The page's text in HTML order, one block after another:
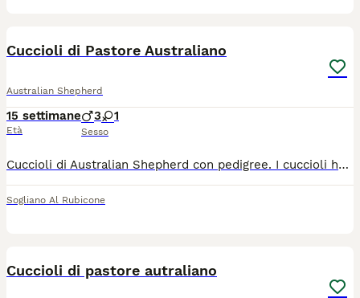
Cuccioli di Pastore Australiano
Australian Shepherd
15 settimane
Età
3 1
Sesso
Cuccioli di Australian Shepherd con pedigree. I cuccioli hanno tre mesi e potranno raggiungere la nuova famiglia e verranno consegnati con i documenti dei genitori, iscrizione anagrafe canina, pedigree, microchip, vaccinazione e trattamento parassiti intestinali in base all'età, referto visita oculistica ufficiale, puppy kit. I genitori sono testati per le principali malattie genetiche della razza e per la displasia di anca e gomito. Per informazioni chiamare il 3457431286
Sogliano Al Rubicone
Cuccioli di pastore autraliano